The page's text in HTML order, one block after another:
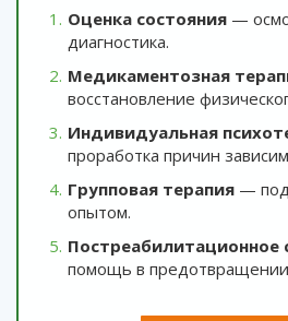
Оценка состояния —
диагностика.
Медикаментозная
восстановление
Индивидуальная
проработка причин
Групповая терапия —
опытом.
Постреабилитационное
помощь в